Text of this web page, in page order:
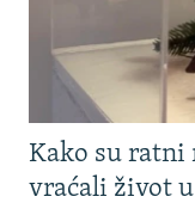
Kako su
vraćali život